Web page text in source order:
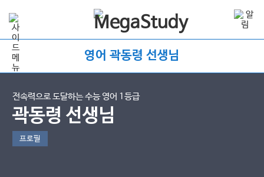
영어 곽동령 선생님
전속력으로 도달하는 수능 영어 1등급
곽동령 선생님
프로필